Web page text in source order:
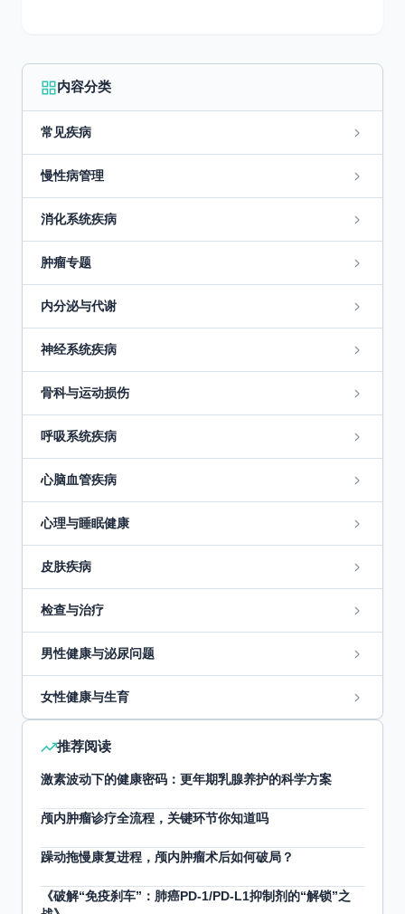
内容分类
常见疾病
慢性病管理
消化系统疾病
肿瘤专题
内分泌与代谢
神经系统疾病
骨科与运动损伤
呼吸系统疾病
心脑血管疾病
心理与睡眠健康
皮肤疾病
检查与治疗
男性健康与泌尿问题
女性健康与生育
推荐阅读
激素波动下的健康密码：更年期乳腺养护的科学方案
颅内肿瘤诊疗全流程，关键环节你知道吗
躁动拖慢康复进程，颅内肿瘤术后如何破局？
《破解“免疫刹车”：肺癌PD-1/PD-L1抑制剂的“解锁”之